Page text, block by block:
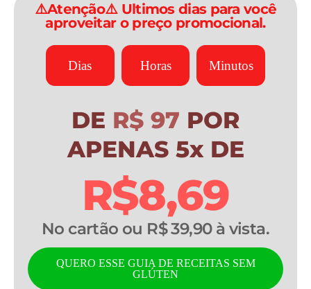
⚠️Atenção⚠️ Ultimos dias para você
aproveitar o preço promocional.
Dias Horas Minutos
DE R$ 97 POR
APENAS 5x DE
R$8,69
No cartão ou R$ 39,90 à vista.
QUERO ESSE GUIA DE RECEITAS SEM
GLÚTEN